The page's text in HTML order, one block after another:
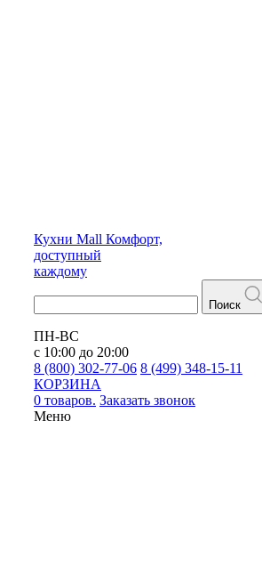
Кухни Mall Комфорт,
доступный
каждому
Поиск
ПН-ВС
с 10:00 до 20:00
8 (800) 302-77-06 8 (499) 348-15-11
КОРЗИНА
0 товаров. Заказать звонок
Меню